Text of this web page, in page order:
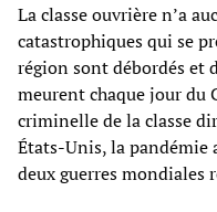
La classe ouvrière n’a
catastrophiques qui se
région sont débordés et
meurent chaque jour du
criminelle de la classe
États-Unis, la pandémie
deux guerres mondiales